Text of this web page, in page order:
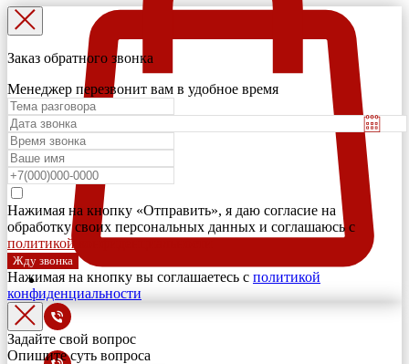
Заказ обратного звонка
Менеджер перезвонит вам в удобное время
Нажимая на кнопку «Отправить», я даю согласие на
обработку своих персональных данных и соглашаюсь с
политикой конфиденциальности
Жду звонка
Нажимая на кнопку вы соглашаетесь с политикой
конфиденциальности
Задайте свой вопрос
Опишите суть вопроса